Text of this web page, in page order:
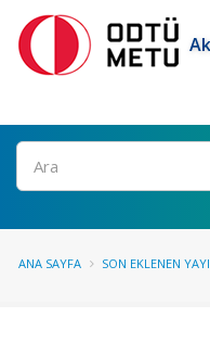
Ara
ANA SAYFA SON EKLENEN